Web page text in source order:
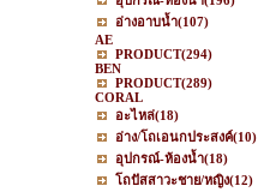
อ่างอาบน้ำ(107)
AE
PRODUCT(294)
BEN
PRODUCT(289)
CORAL
อะไหล่(18)
อ่าง/โถเอนกประสงค์(10)
อุปกรณ์-ห้องน้ำ(18)
โถปัสสาวะชาย/หญิง(12)